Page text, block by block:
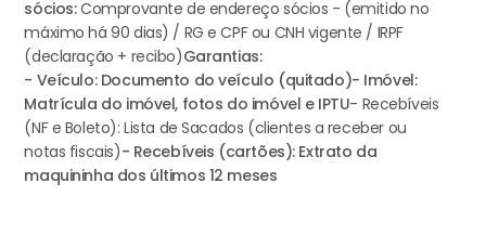
sócios:Comprovante de endereço sócios - (emitido no
máximo há 90 dias) / RG e CPF ou CNH vigente / IRPF
(declaração + recibo)Garantias:
- Veículo: Documento do veículo (quitado)- Imóvel:
Matrícula do imóvel, fotos do imóvel e IPTU- Recebíveis
(NF e Boleto): Lista de Sacados (clientes a receber ou
notas fiscais)- Recebíveis (cartões): Extrato da
maquininha dos últimos 12 meses